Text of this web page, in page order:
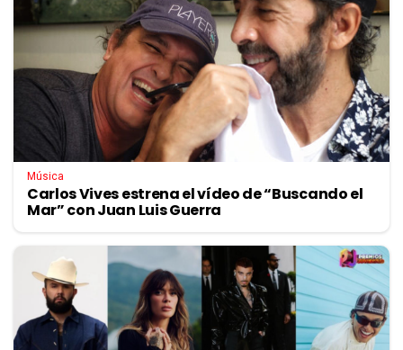
Música
Carlos Vives estrena el vídeo de “Buscando el
Mar” con Juan Luis Guerra